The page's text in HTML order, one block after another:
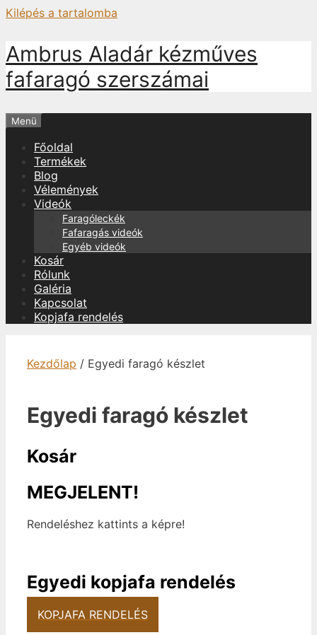
Kilépés a tartalomba
Ambrus Aladár kézműves
fafaragó szerszámai
Menü
Főoldal
Termékek
Blog
Vélemények
Videók
Faragóleckék
Fafaragás videók
Egyéb videók
Kosár
Rólunk
Galéria
Kapcsolat
Kopjafa rendelés
Kezdőlap / Egyedi faragó készlet
Egyedi faragó készlet
Kosár
MEGJELENT!
Rendeléshez kattints a képre!
Egyedi kopjafa rendelés
KOPJAFA RENDELÉS